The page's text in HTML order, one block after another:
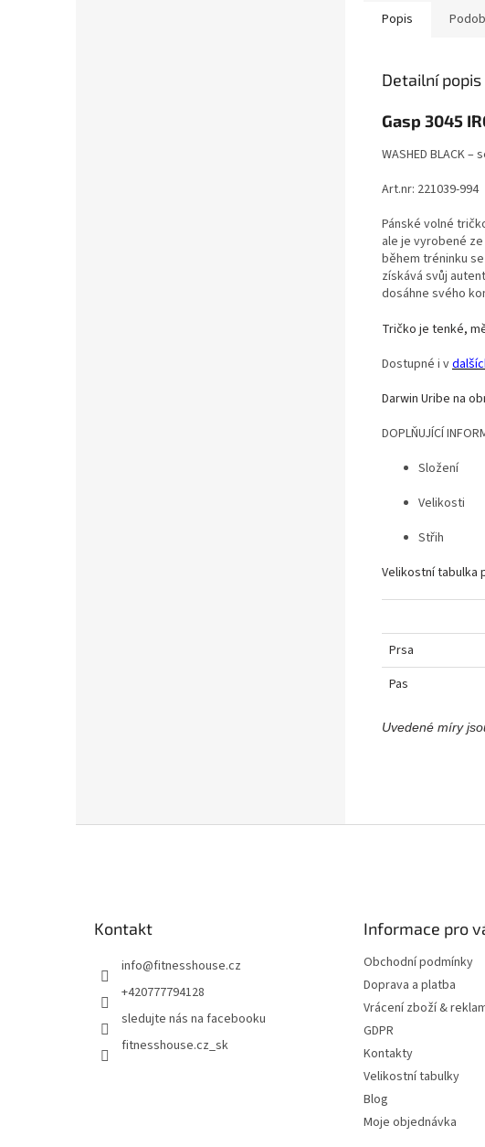
Popis
Detailní
Gasp 3045
WASHED BLACK –
Art.nr: 221039-994
Pánské volné
ale je vyrobené
během tréninku
získává svůj
dosáhne svého
Tričko je tenké,
Dostupné i v
Darwin Uribe na
DOPLŇUJÍCÍ
Střih
Velikostní tabulka
Prsa
Pas
Uvedené míry
Kontakt
info@fitnesshouse.cz
+420777794128
sledujte nás na facebooku
fitnesshouse.cz_sk
Informace pro
Obchodní podmínky
Doprava a platba
Vrácení zboží &
GDPR
Kontakty
Velikostní tabulky
Blog
Moje objednávka